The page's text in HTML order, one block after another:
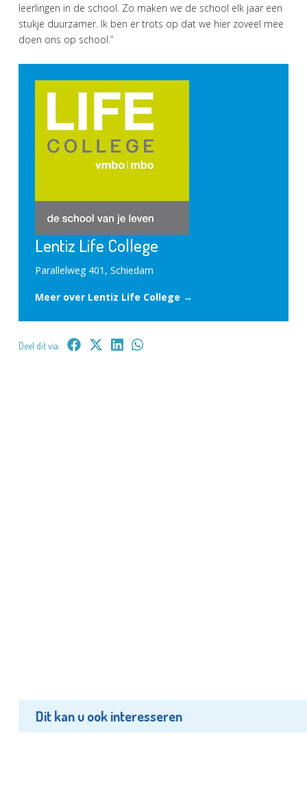
leerlingen in de school. Zo maken we de school elk jaar een
stukje duurzamer. Ik ben er trots op dat we hier zoveel mee
doen ons op school.”
Lentiz Life College
Parallelweg 401, Schiedam
Meer over Lentiz Life College →
Deel dit via:
Dit kan u ook interesseren